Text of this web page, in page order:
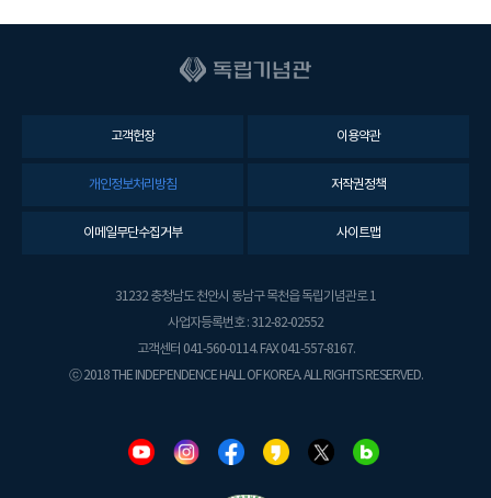
고객헌장 이용약관
개인정보처리방침 저작권정책
이메일무단수집거부 사이트맵
31232 충청남도 천안시 동남구 목천읍 독립기념관로 1
사업자등록번호 : 312-82-02552
고객센터 041-560-0114. FAX 041-557-8167.
ⓒ 2018 THE INDEPENDENCE HALL OF KOREA. ALL RIGHTS RESERVED.